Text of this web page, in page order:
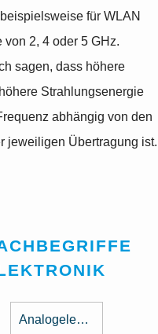
für WLAN
von 2, 4 oder 5 GHz.
sagen, dass höhere
Strahlungsenergie
abhängig von den
jeweiligen Übertragung ist.
Analogelektronik